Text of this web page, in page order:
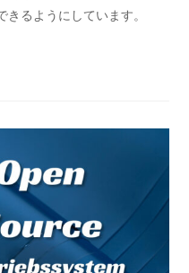
るようにしています。